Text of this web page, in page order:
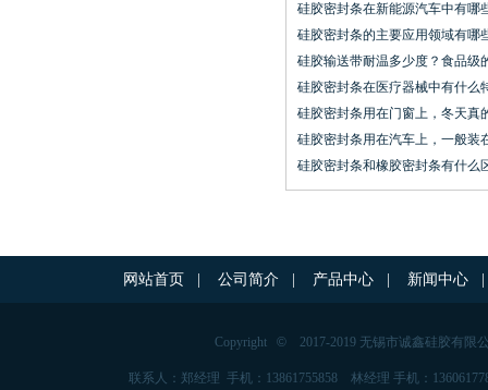
硅胶密封条在新能源汽车中有哪
硅胶密封条的主要应用领域有哪
硅胶输送带耐温多少度？食品级
硅胶密封条在医疗器械中有什么
硅胶密封条用在门窗上，冬天真
硅胶密封条用在汽车上，一般装
硅胶密封条和橡胶密封条有什么
网站首页 公司简介 产品中心 新闻中心
Copyright © 2017-2019 无锡市诚鑫硅胶有限
联系人：郑经理 手机：13861755858 林经理 手机：